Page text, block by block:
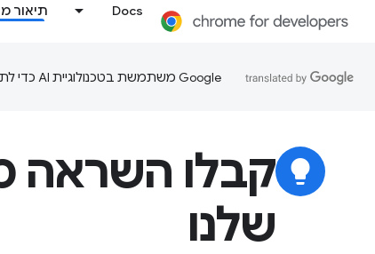
Docs תיאור
‫Google משתמשת בטכנולוגיית AI כדי לתרגם תוכן לשפה המועדפת עליך. בתרגומים כאלו עשויות להיות שגיאות.
lightbulb קבלו השראה
שלנו